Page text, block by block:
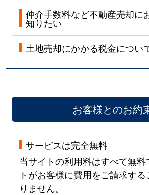
仲介手数料など不動産売却に
知りたい
土地売却にかかる税金につい
お客様とのお約
サービスは完全無料
当サイトの利用料はすべて無料
トがお客様に費用をご請求す
りません。